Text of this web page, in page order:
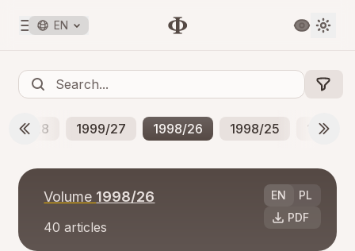
EN
1999/28 1999/27 1998/26 1998/25 1997/
EN
PL
PDF
Volume 1998/26
40 articles